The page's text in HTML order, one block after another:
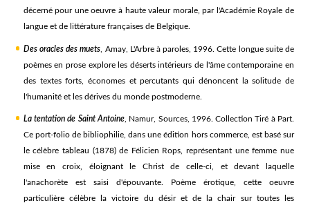
décerné pour une oeuvre à haute valeur morale, par l'Académie Royale de
langue et de littérature françaises de Belgique.
Des oracles des muets , Amay, L'Arbre à paroles, 1996. Cette longue suite de
poèmes en prose explore les déserts intérieurs de l'âme contemporaine en
des textes forts, économes et percutants qui dénoncent la solitude de
l'humanité et les dérives du monde postmoderne.
La tentation de Saint Antoine, Namur, Sources, 1996. Collection Tiré à Part.
Ce port-folio de bibliophilie, dans une édition hors commerce, est basé sur
le célèbre tableau (1878) de Félicien Rops, représentant une femme nue
mise en croix, éloignant le Christ de celle-ci, et devant laquelle
l'anachorète est saisi d'épouvante. Poème érotique, cette oeuvre
particulière célèbre la victoire du désir et de la chair sur toutes les